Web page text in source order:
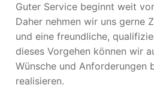
Guter Service beginnt weit
Daher nehmen wir uns gerne
und eine freundliche,
dieses Vorgehen können wir
Wünsche und Anforderungen
realisieren.